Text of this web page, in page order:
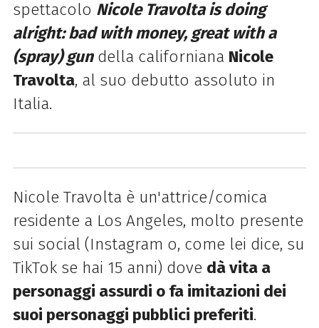
spettacolo Nicole Travolta is doing
alright: bad with money, great with a
(spray) gundella californiana Nicole
Travolta, al suo debutto assoluto in
Italia.
Nicole Travolta è un'attrice/comica
residente a Los Angeles, molto presente
sui social (Instagram o, come lei dice, su
TikTok se hai 15 anni) dove dà vita a
personaggi assurdi o fa imitazioni dei
suoi personaggi pubblici preferiti.